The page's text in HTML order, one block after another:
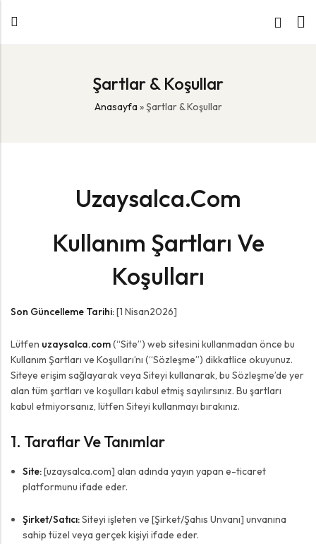
Şartlar & Koşullar
Anasayfa»Şartlar & Koşullar
Uzaysalca.com
Kullanım Şartları Ve
Koşulları
Son Güncelleme Tarihi:[1 Nisan2026]
Lütfen uzaysalca.com(“Site”) web sitesini kullanmadan önce bu
Kullanım Şartları ve Koşulları’nı (“Sözleşme”) dikkatlice okuyunuz.
Siteye erişim sağlayarak veya Siteyi kullanarak, bu Sözleşme’de yer
alan tüm şartları ve koşulları kabul etmiş sayılırsınız. Bu şartları
kabul etmiyorsanız, lütfen Siteyi kullanmayı bırakınız.
1. Taraflar Ve Tanımlar
Site:[uzaysalca.com] alan adında yayın yapan e-ticaret
platformunu ifade eder.
Şirket/Satıcı:Siteyi işleten ve [Şirket/Şahıs Unvanı] unvanına
sahip tüzel veya gerçek kişiyi ifade eder.